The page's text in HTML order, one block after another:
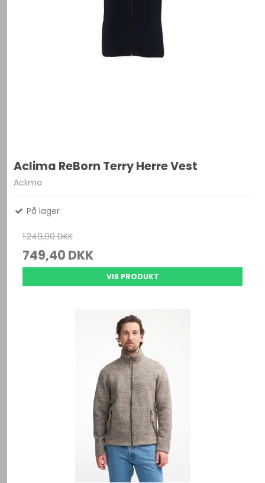
Aclima ReBorn Terry Herre Vest
Aclima
På lager
1.249,00 DKK
749,40 DKK
VIS PRODUKT